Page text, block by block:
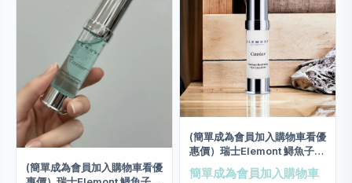
(簡單成為會員加入購物車看優
(簡單成為會員加入購物車看優
惠價）瑞士Elemont 鱘魚子眼
部絲質補濕乳霜 (20毫升)
簡單成為會員加入購物車